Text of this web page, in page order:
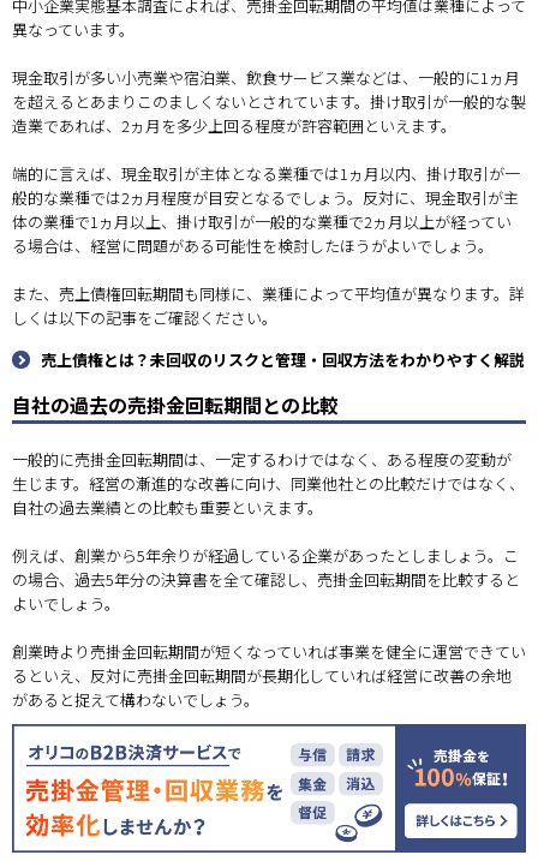
中小企業実態基本調査によれば、売掛金回転期間の平均値は業種によって
異なっています。
現金取引が多い小売業や宿泊業、飲食サービス業などは、一般的に1ヵ月
を超えるとあまりこのましくないとされています。掛け取引が一般的な製
造業であれば、2ヵ月を多少上回る程度が許容範囲といえます。
端的に言えば、現金取引が主体となる業種では1ヵ月以内、掛け取引が一
般的な業種では2ヵ月程度が目安となるでしょう。反対に、現金取引が主
体の業種で1ヵ月以上、掛け取引が一般的な業種で2ヵ月以上が経ってい
る場合は、経営に問題がある可能性を検討したほうがよいでしょう。
また、売上債権回転期間も同様に、業種によって平均値が異なります。詳
しくは以下の記事をご確認ください。
売上債権とは？未回収のリスクと管理・回収方法をわかりやすく解説
自社の過去の売掛金回転期間との比較
一般的に売掛金回転期間は、一定するわけではなく、ある程度の変動が
生じます。経営の漸進的な改善に向け、同業他社との比較だけではなく、
自社の過去業績との比較も重要といえます。
例えば、創業から5年余りが経過している企業があったとしましょう。こ
の場合、過去5年分の決算書を全て確認し、売掛金回転期間を比較すると
よいでしょう。
創業時より売掛金回転期間が短くなっていれば事業を健全に運営できてい
るといえ、反対に売掛金回転期間が長期化していれば経営に改善の余地
があると捉えて構わないでしょう。